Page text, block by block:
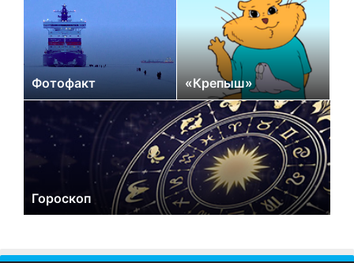
Фотофакт «Крепыш»
Гороскоп